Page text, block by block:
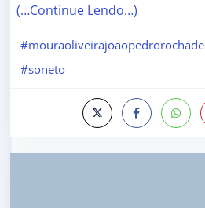
(…Continue Lendo…)
#mouraoliveirajoaopedrorochade
#soneto